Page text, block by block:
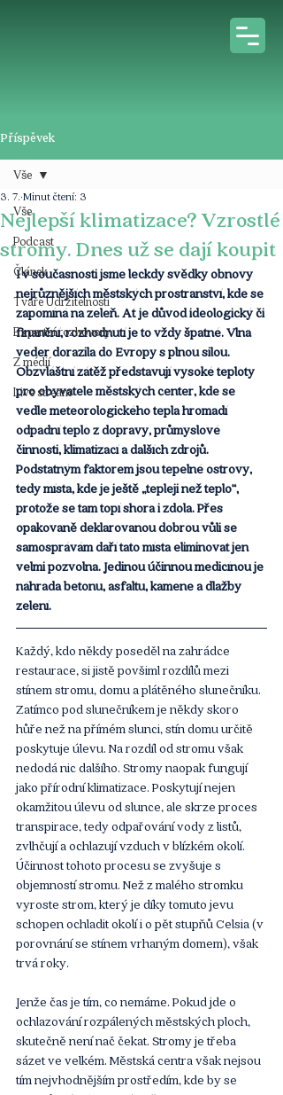
Příspěvek
Vše
Podcast
Článek
Tváře Udržitelnosti
Expertní rozhovory
Z médií
Live stream
Vše
Nejlepší klimatizace? Vzrostlé
stromy. Dnes už se dají koupit
3. 7. Minut čtení: 3
I v současnosti jsme leckdy svědky obnovy
nejrůznějších městských prostranství, kde se
zapomíná na zeleň. Ať je důvod ideologický či
finanční, rozhodnutí je to vždy špatné. Vlna
veder dorazila do Evropy s plnou silou.
Obzvláštní zátěž představují vysoké teploty
pro obyvatele městských center, kde se
vedle meteorologického tepla hromadí
odpadní teplo z dopravy, průmyslové
činnosti, klimatizací a dalších zdrojů.
Podstatným faktorem jsou tepelné ostrovy,
tedy místa, kde je ještě „tepleji než teplo“,
protože se tam topí shora i zdola. Přes
opakovaně deklarovanou dobrou vůli se
samosprávám daří tato místa eliminovat jen
velmi pozvolna. Jedinou účinnou medicínou je
náhrada betonu, asfaltu, kamene a dlažby
zelení.
Každý, kdo někdy poseděl na zahrádce
restaurace, si jistě povšiml rozdílů mezi
stínem stromu, domu a plátěného slunečníku.
Zatímco pod slunečníkem je někdy skoro
hůře než na přímém slunci, stín domu určitě
poskytuje úlevu. Na rozdíl od stromu však
nedodá nic dalšího. Stromy naopak fungují
jako přírodní klimatizace. Poskytují nejen
okamžitou úlevu od slunce, ale skrze proces
transpirace, tedy odpařování vody z listů,
zvlhčují a ochlazují vzduch v blízkém okolí.
Účinnost tohoto procesu se zvyšuje s
objemností stromu. Než z malého stromku
vyroste strom, který je díky tomuto jevu
schopen ochladit okolí i o pět stupňů Celsia (v
porovnání se stínem vrhaným domem), však
trvá roky.
Jenže čas je tím, co nemáme. Pokud jde o
ochlazování rozpálených městských ploch,
skutečně není nač čekat. Stromy je třeba
sázet ve velkém. Městská centra však nejsou
tím nejvhodnějším prostředím, kde by se